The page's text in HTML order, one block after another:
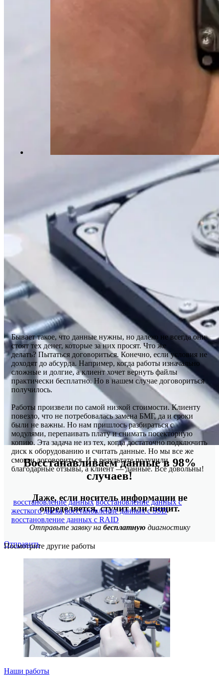
Восстанавливаем данные в 98%
случаев!
Даже, если носитель информации не
определяется, стучит или пищит.
Отправьте заявку на бесплатную диагностику
Отправить
Бывает такое, что данные нужны, но далеко не всегда они
стоят тех денег, которые за них просят. Что же
делать? Пытаться договориться. Конечно, если условия не
доходят до абсурда. Например, когда работы изначально
сложные и долгие, а клиент хочет вернуть файлы
практически бесплатно. Но в нашем случае договориться
получилось.
Работы произвели по самой низкой стоимости. Клиенту
повезло, что не потребовалась замена БМГ, да и сроки
были не важны. Но нам пришлось разбираться с
модулями, перепаивать плату и снимать посекторную
копию. Эта задача не из тех, когда достаточно подключить
диск к оборудованию и считать данные. Но мы все же
смогли договориться. И в результате получили
благодарные отзывы, а клиент — данные. Все довольны!
восстановление данных восстановление данных с
жесткого диска восстановление данных с SSD
восстановление данных с RAID
Посмотрите другие работы
Наши работы